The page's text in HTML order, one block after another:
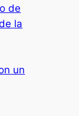
de
la
un